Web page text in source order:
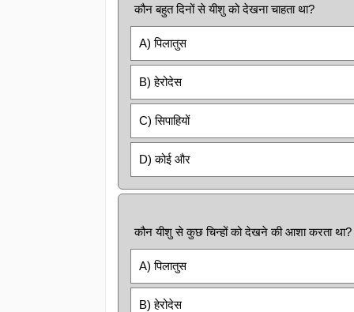
कौन बहुत दिनों से यीशु को देखना चाहता था?
A) पिलातुस
B) हेरोदेस
C) सिपाहियों
D) कोई और
कौन यीशु से कुछ चिन्हों को देखने की आशा करता था?
A) पिलातुस
B) हेरोदेस